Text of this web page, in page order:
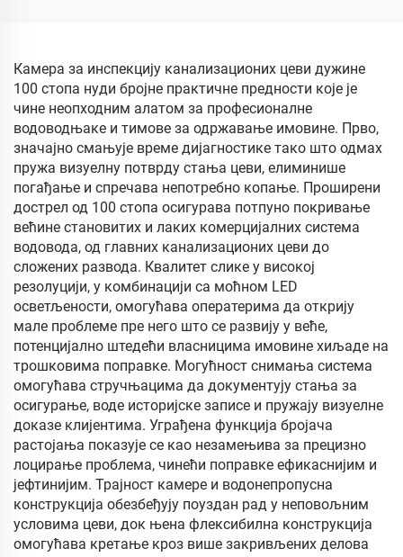
инспекцију цеви
IP68 водонепропусном
заштитом
Камера за инспекцију канализационих цеви дужине
100 стопа нуди бројне практичне предности које је
чине неопходним алатом за професионалне
водоводњаке и тимове за одржавање имовине. Прво,
значајно смањује време дијагностике тако што одмах
пружа визуелну потврду стања цеви, елиминише
погађање и спречава непотребно копање. Проширени
дострел од 100 стопа осигурава потпуно покривање
већине становитих и лаких комерцијалних система
водовода, од главних канализационих цеви до
сложених развода. Квалитет слике у високој
резолуцији, у комбинацији са моћном LED
осветљености, омогућава оператерима да открију
мале проблеме пре него што се развију у веће,
потенцијално штедећи власницима имовине хиљаде на
трошковима поправке. Могућност снимања система
омогућава стручњацима да документују стања за
осигурање, воде историјске записе и пружају визуелне
доказе клијентима. Уграђена функција бројача
растојања показује се као незамењива за прецизно
лоцирање проблема, чинећи поправке ефикаснијим и
јефтинијим. Трајност камере и водонепропусна
конструкција обезбеђују поуздан рад у неповољним
условима цеви, док њена флексибилна конструкција
омогућава кретање кроз више закривљених делова